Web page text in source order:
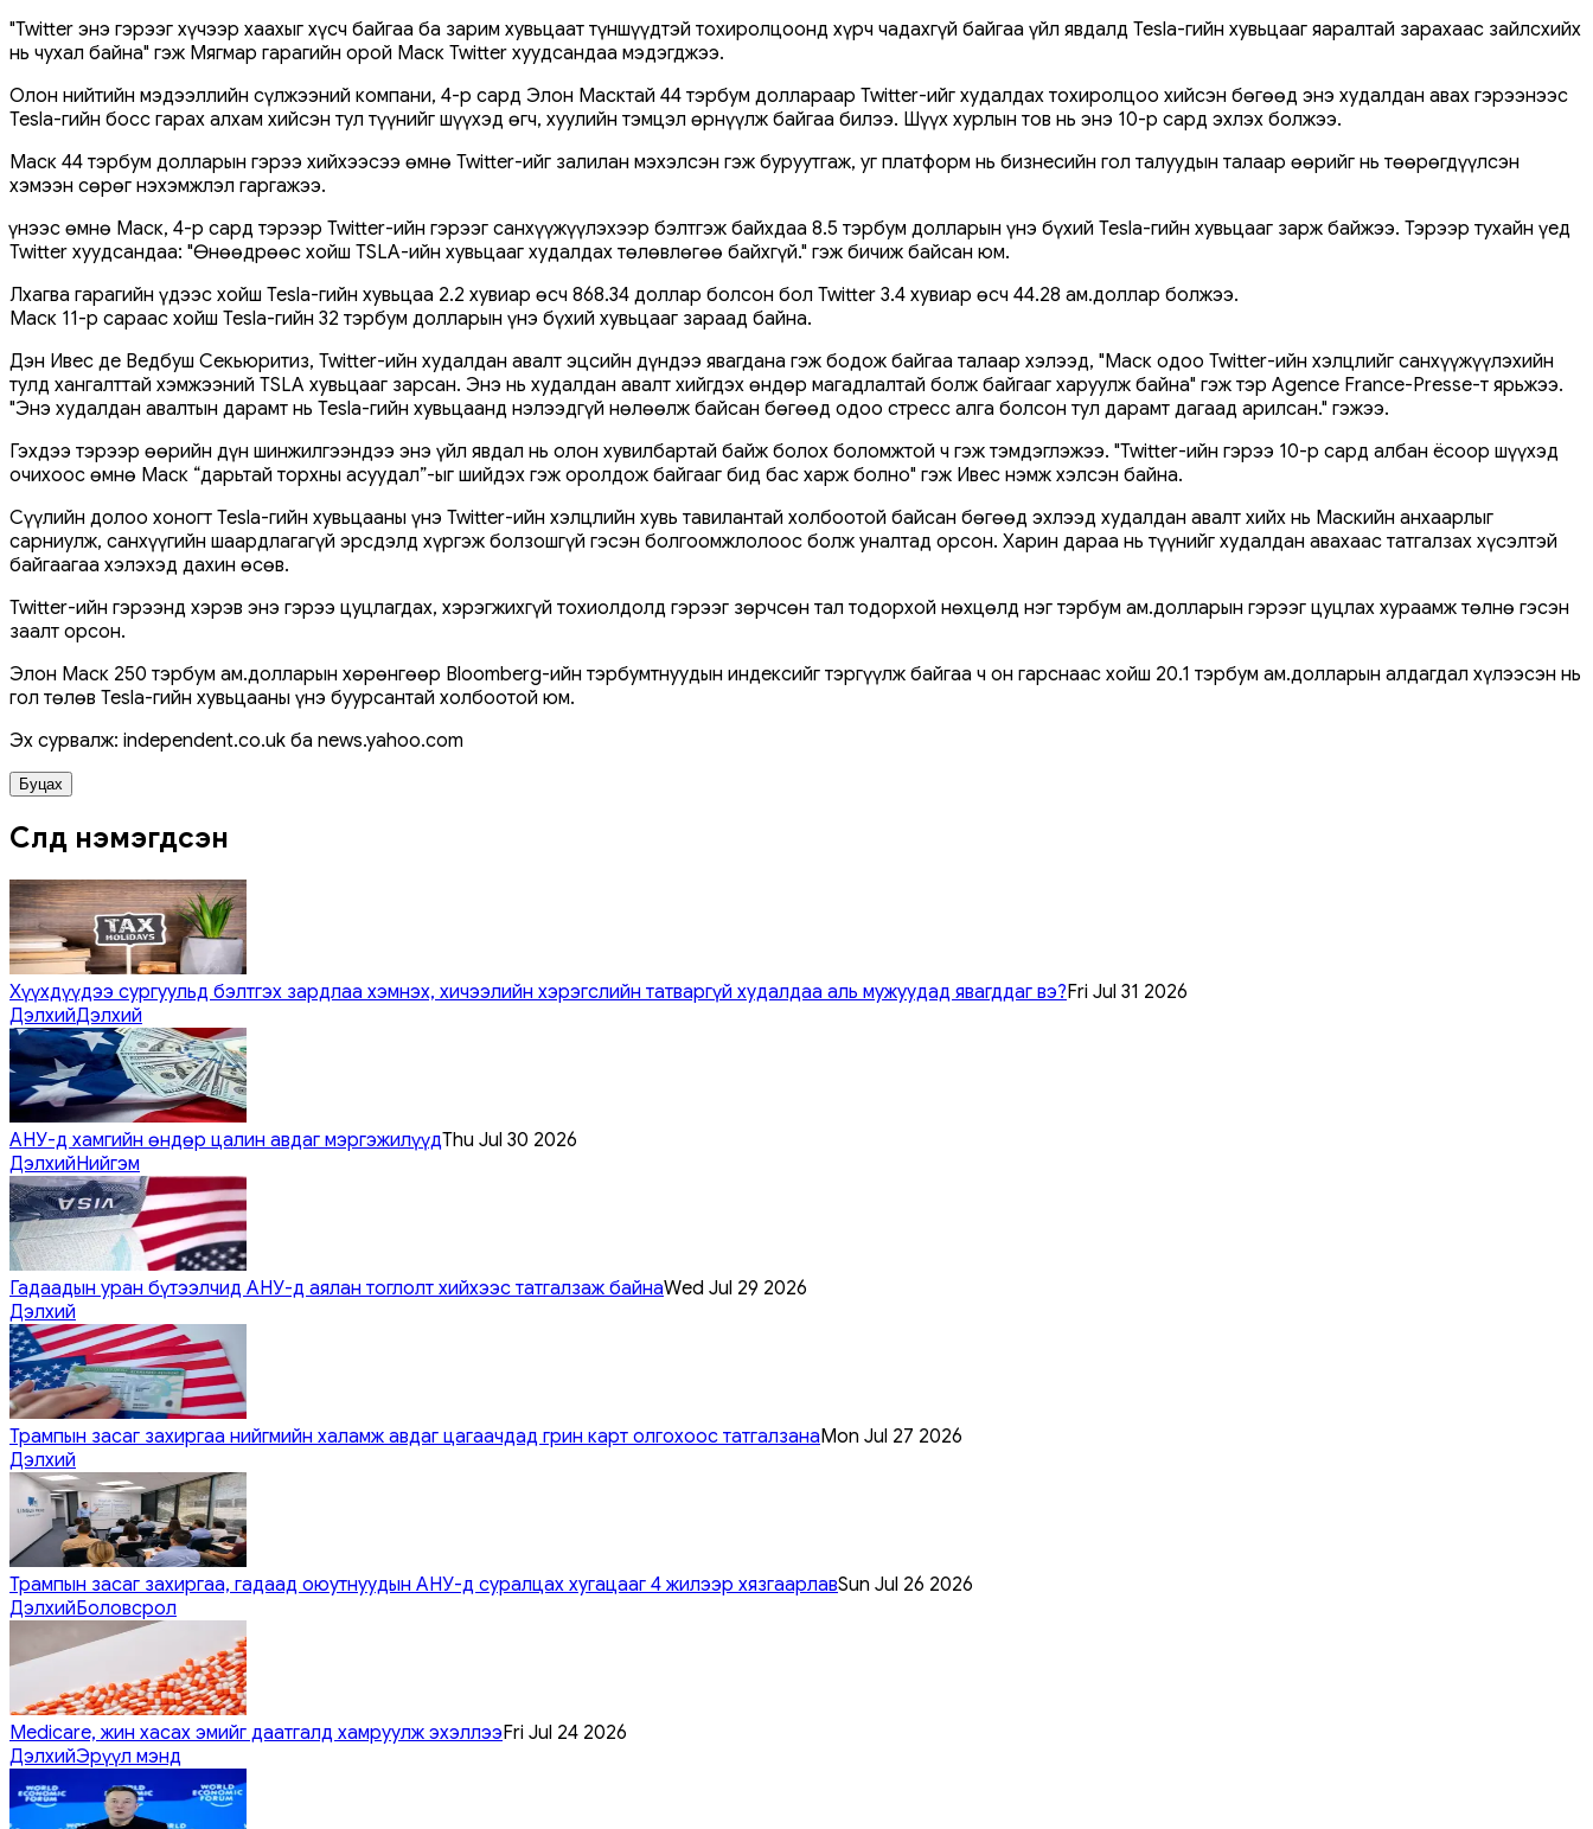
"Twitter энэ гэрээг хүчээр хаахыг хүсч байгаа ба зарим хувьцаат түншүүдтэй тохиролцоонд хүрч чадахгүй байгаа үйл явдалд Tesla-гийн хувьцааг яаралтай зарахаас зайлсхийх
нь чухал байна" гэж Мягмар гарагийн орой Маск Twitter хуудсандаа мэдэгджээ.
Олон нийтийн мэдээллийн сүлжээний компани, 4-р сард Элон Масктай 44 тэрбум доллараар Twitter-ийг худалдах тохиролцоо хийсэн бөгөөд энэ худалдан авах гэрээнээс
Tesla-гийн босс гарах алхам хийсэн тул түүнийг шүүхэд өгч, хуулийн тэмцэл өрнүүлж байгаа билээ. Шүүх хурлын тов нь энэ 10-р сард эхлэх болжээ.
Маск 44 тэрбум долларын гэрээ хийхээсээ өмнө Twitter-ийг залилан мэхэлсэн гэж буруутгаж, уг платформ нь бизнесийн гол талуудын талаар өөрийг нь төөрөгдүүлсэн
хэмээн сөрөг нэхэмжлэл гаргажээ.
Үүнээс өмнө Маск, 4-р сард тэрээр Twitter-ийн гэрээг санхүүжүүлэхээр бэлтгэж байхдаа 8.5 тэрбум долларын үнэ бүхий Tesla-гийн хувьцааг зарж байжээ. Тэрээр тухайн үед
Twitter хуудсандаа: "Өнөөдрөөс хойш TSLA-ийн хувьцааг худалдах төлөвлөгөө байхгүй." гэж бичиж байсан юм.
Лхагва гарагийн үдээс хойш Tesla-гийн хувьцаа 2.2 хувиар өсч 868.34 доллар болсон бол Twitter 3.4 хувиар өсч 44.28 ам.доллар болжээ.
Маск 11-р сараас хойш Tesla-гийн 32 тэрбум долларын үнэ бүхий хувьцааг зараад байна.
Дэн Ивес де Ведбуш Секьюритиз, Twitter-ийн худалдан авалт эцсийн дүндээ явагдана гэж бодож байгаа талаар хэлээд, "Маск одоо Twitter-ийн хэлцлийг санхүүжүүлэхийн
тулд хангалттай хэмжээний TSLA хувьцааг зарсан. Энэ нь худалдан авалт хийгдэх өндөр магадлалтай болж байгааг харуулж байна" гэж тэр Agence France-Presse-т ярьжээ.
"Энэ худалдан авалтын дарамт нь Tesla-гийн хувьцаанд нэлээдгүй нөлөөлж байсан бөгөөд одоо стресс алга болсон тул дарамт дагаад арилсан." гэжээ.
Гэхдээ тэрээр өөрийн дүн шинжилгээндээ энэ үйл явдал нь олон хувилбартай байж болох боломжтой ч гэж тэмдэглэжээ. "Twitter-ийн гэрээ 10-р сард албан ёсоор шүүхэд
очихоос өмнө Маск “дарьтай торхны асуудал”-ыг шийдэх гэж оролдож байгааг бид бас харж болно" гэж Ивес нэмж хэлсэн байна.
Сүүлийн долоо хоногт Tesla-гийн хувьцааны үнэ Twitter-ийн хэлцлийн хувь тавилантай холбоотой байсан бөгөөд эхлээд худалдан авалт хийх нь Маскийн анхаарлыг
сарниулж, санхүүгийн шаардлагагүй эрсдэлд хүргэж болзошгүй гэсэн болгоомжлолоос болж уналтад орсон. Харин дараа нь түүнийг худалдан авахаас татгалзах хүсэлтэй
байгаагаа хэлэхэд дахин өсөв.
Twitter-ийн гэрээнд хэрэв энэ гэрээ цуцлагдах, хэрэгжихгүй тохиолдолд гэрээг зөрчсөн тал тодорхой нөхцөлд нэг тэрбум ам.долларын гэрээг цуцлах хураамж төлнө гэсэн
заалт орсон.
Элон Маск 250 тэрбум ам.долларын хөрөнгөөр ​​Bloomberg-ийн тэрбумтнуудын индексийг тэргүүлж байгаа ч он гарснаас хойш 20.1 тэрбум ам.долларын алдагдал хүлээсэн нь
гол төлөв Tesla-гийн хувьцааны үнэ буурсантай холбоотой юм.
Эх сурвалж: independent.co.uk ба news.yahoo.com
Буцах
Сүүлд нэмэгдсэн
Хүүхдүүдээ сургуульд бэлтгэх зардлаа хэмнэх, хичээлийн хэрэгслийн татваргүй худалдаа аль мужуудад явагддаг вэ?Fri Jul 31 2026
ДэлхийДэлхий
АНУ-д хамгийн өндөр цалин авдаг мэргэжилүүдThu Jul 30 2026
ДэлхийНийгэм
Гадаадын уран бүтээлчид АНУ-д аялан тоглолт хийхээс татгалзаж байнаWed Jul 29 2026
Дэлхий
Трампын засаг захиргаа нийгмийн халамж авдаг цагаачдад грин карт олгохоос татгалзанаMon Jul 27 2026
Дэлхий
Трампын засаг захиргаа, гадаад оюутнуудын АНУ-д суралцах хугацааг 4 жилээр хязгаарлавSun Jul 26 2026
ДэлхийБоловсрол
Medicare, жин хасах эмийг даатгалд хамруулж эхэллээFri Jul 24 2026
ДэлхийЭрүүл мэнд